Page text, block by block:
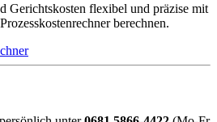
Gerichtskosten flexibel und präzise mit
berechnen.